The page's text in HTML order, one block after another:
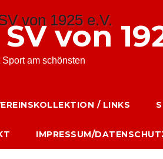
von
Sport am schönsten
/ LINKS
IMPRESSUM/